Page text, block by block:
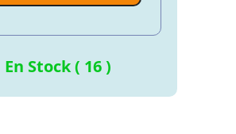
En Stock ( 16 )